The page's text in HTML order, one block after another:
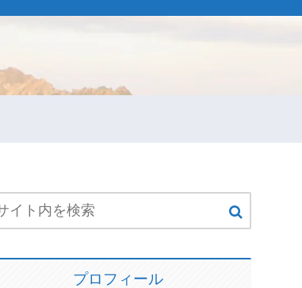
プロフィール